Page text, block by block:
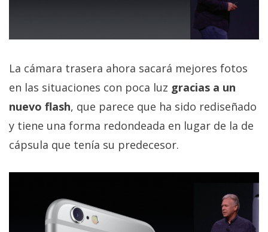
La cámara trasera ahora sacará mejores fotos
en las situaciones con poca luz gracias a un
nuevo flash, que parece que ha sido rediseñado
y tiene una forma redondeada en lugar de la de
cápsula que tenía su predecesor.